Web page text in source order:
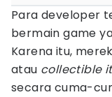
Para developer
bermain game
Karena itu,
atau collectible
secara cuma-